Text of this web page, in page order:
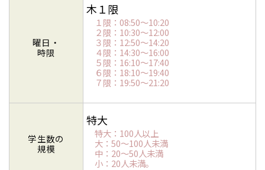
曜日・
時限
木１限
１限：08:50～10:20
２限：10:30～12:00
３限：12:50～14:20
４限：14:30～16:00
５限：16:10～17:40
６限：18:10～19:40
７限：19:50～21:20
学生数の
規模
特大
特大：100人以上
大：50～100人未満
中：20～50人未満
小：20人未満。